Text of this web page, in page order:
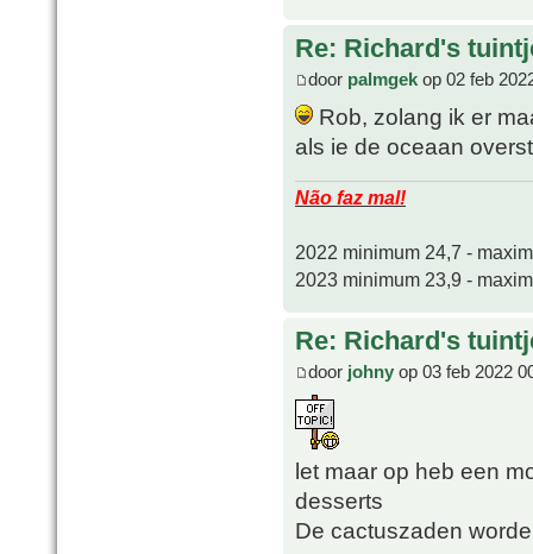
Re: Richard's
door palmgek op 02 feb
Rob, zolang ik er
als ie de oceaan
Não faz mal!
2022 minimum 24,7 -
2023 minimum 23,9 -
Re: Richard's
door johny op 03 feb 2022
let maar op heb een
desserts
De cactuszaden